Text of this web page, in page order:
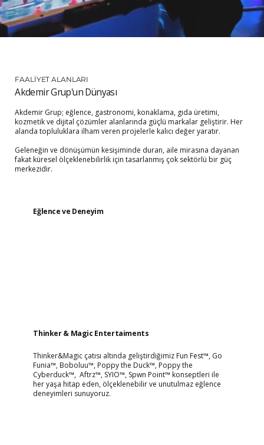
Eğlence ve Deneyim
Thinker & Magic Entertaiments
Thinker&Magic çatısı altında geliştirdiğimiz Fun Fest™, Go
Funia™, Boboluu™, Poppy the Duck™, Poppy the
Cyberduck™, Aftrz™, SYIO™, Spwn Point™ konseptleri ile
her yaşa hitap eden, ölçeklenebilir ve unutulmaz eğlence
deneyimleri sunuyoruz.
FAALİYET ALANLARI
Akdemir Grup'un Dünyası
Akdemir Grup; eğlence, gastronomi, konaklama, gıda üretimi,
kozmetik ve dijital çözümler alanlarında güçlü markalar geliştirir. Her
alanda topluluklara ilham veren projelerle kalıcı değer yaratır.
Geleneğin ve dönüşümün kesişiminde duran, aile mirasına dayanan
fakat küresel ölçeklenebilirlik için tasarlanmış çok sektörlü bir güç
merkezidir.